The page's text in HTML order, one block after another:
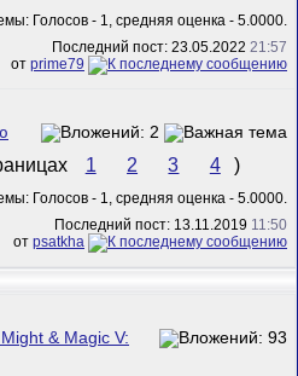
Последний пост: 23.05.2022 21:57
от prime79
1 2 3 4 )
Последний пост: 13.11.2019 11:50
от psatkha
& Magic V: